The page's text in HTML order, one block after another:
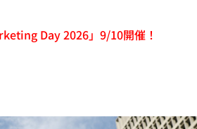
Day 2026」9/10開催！